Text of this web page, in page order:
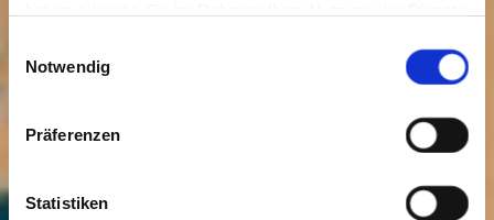
Cookies, wenn Sie unsere Webseite weiterhin nutzen.
Notwendig
Präferenzen
Statistiken